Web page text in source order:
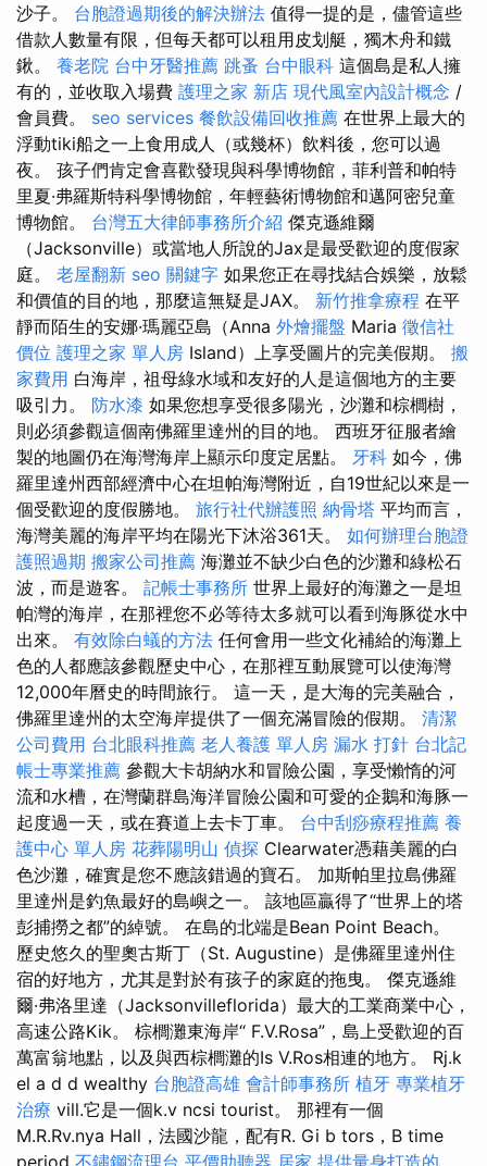
沙子。 台胞證過期後的解決辦法 值得一提的是，儘管這些
借款人數量有限，但每天都可以租用皮划艇，獨木舟和鐵
鍬。 養老院 台中牙醫推薦 跳蚤 台中眼科 這個島是私人擁
有的，並收取入場費 護理之家 新店 現代風室內設計概念 /
會員費。 seo services 餐飲設備回收推薦 在世界上最大的
浮動tiki船之一上食用成人（或幾杯）飲料後，您可以過
夜。 孩子們肯定會喜歡發現與科學博物館，菲利普和帕特
里夏·弗羅斯特科學博物館，年輕藝術博物館和邁阿密兒童
博物館。 台灣五大律師事務所介紹 傑克遜維爾
（Jacksonville）或當地人所說的Jax是最受歡迎的度假家
庭。 老屋翻新 seo 關鍵字 如果您正在尋找結合娛樂，放鬆
和價值的目的地，那麼這無疑是JAX。 新竹推拿療程 在平
靜而陌生的安娜·瑪麗亞島（Anna 外燴擺盤 Maria 徵信社
價位 護理之家 單人房 Island）上享受圖片的完美假期。 搬
家費用 白海岸，祖母綠水域和友好的人是這個地方的主要
吸引力。 防水漆 如果您想享受很多陽光，沙灘和棕櫚樹，
則必須參觀這個南佛羅里達州的目的地。 西班牙征服者繪
製的地圖仍在海灣海岸上顯示印度定居點。 牙科 如今，佛
羅里達州西部經濟中心在坦帕海灣附近，自19世紀以來是一
個受歡迎的度假勝地。 旅行社代辦護照 納骨塔 平均而言，
海灣美麗的海岸平均在陽光下沐浴361天。 如何辦理台胞證
護照過期 搬家公司推薦 海灘並不缺少白色的沙灘和綠松石
波，而是遊客。 記帳士事務所 世界上最好的海灘之一是坦
帕灣的海岸，在那裡您不必等待太多就可以看到海豚從水中
出來。 有效除白蟻的方法 任何會用一些文化補給的海灘上
色的人都應該參觀歷史中心，在那裡互動展覽可以使海灣
12,000年曆史的時間旅行。 這一天，是大海的完美融合，
佛羅里達州的太空海岸提供了一個充滿冒險的假期。 清潔
公司費用 台北眼科推薦 老人養護 單人房 漏水 打針 台北記
帳士專業推薦 參觀大卡胡納水和冒險公​​園，享受懶惰的河
流和水槽，在灣蘭群島海洋冒險公園和可愛的企鵝和海豚一
起度過一天，或在賽道上去卡丁車。 台中刮痧療程推薦 養
護中心 單人房 花葬陽明山 偵探 Clearwater憑藉美麗的白
色沙灘，確實是您不應該錯過的寶石。 加斯帕里拉島佛羅
里達州是釣魚最好的島嶼之一。 該地區贏得了“世界上的塔
彭捕撈之都”的綽號。 在島的北端是Bean Point Beach。
歷史悠久的聖奧古斯丁（St. Augustine）是佛羅里達州住
宿的好地方，尤其是對於有孩子的家庭的拖曳。 傑克遜維
爾·弗洛里達（Jacksonvilleflorida）最大的工業商業中心，
高速公路Kik。 棕櫚灘東海岸“ F.V.Rosa”，島上受歡迎的百
萬富翁地點，以及與西棕櫚灘的Is V.Ros相連的地方。 Rj.k
el a d d wealthy 台胞證高雄 會計師事務所 植牙 專業植牙
治療 vill.它是一個k.v ncsi tourist。 那裡有一個
M.R.Rv.nya Hall，法國沙龍，配有R. Gi b tors，B time
period 不鏽鋼流理台 平價助聽器 居家 提供量身打造的